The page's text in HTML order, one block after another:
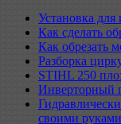
Установка
Как сделать
Как обрезать
Разборка
STIHL 250
Инверторный
своими руками